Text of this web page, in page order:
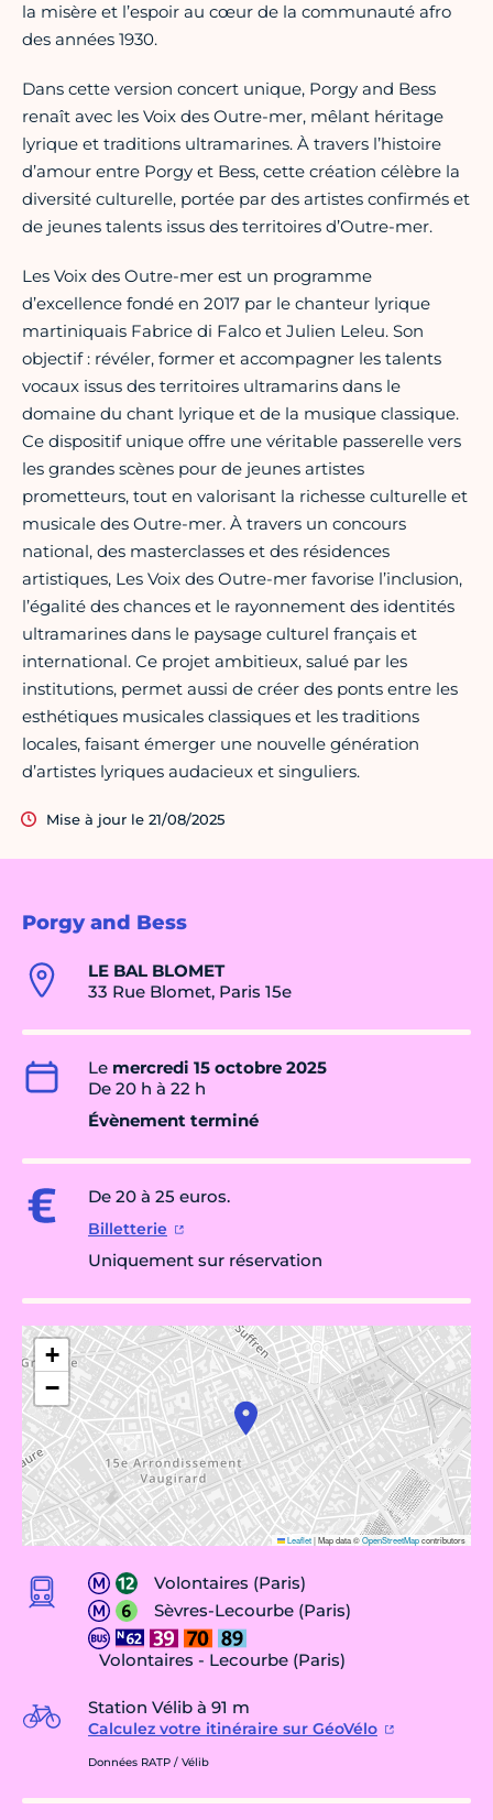
Porgy and Bess
LE BAL BLOMET
33 Rue Blomet, Paris 15e
Le mercredi 15 octobre 2025
De 20 h à 22 h
Évènement terminé
De 20 à 25 euros.
Billetterie
Uniquement sur réservation
+
−
Leaflet|Map data ©OpenStreetMapcontributors
Volontaires (Paris)
Sèvres-Lecourbe (Paris)
Volontaires - Lecourbe (Paris)
Station Vélib à 91 m
Calculez votre itinéraire sur GéoVélo
Données RATP / Vélib
la misère et l’espoir au cœur de la communauté afro
des années 1930.
Dans cette version concert unique, Porgy and Bess
renaît avec les Voix des Outre-mer, mêlant héritage
lyrique et traditions ultramarines. À travers l’histoire
d’amour entre Porgy et Bess, cette création célèbre la
diversité culturelle, portée par des artistes confirmés et
de jeunes talents issus des territoires d’Outre-mer.
Les Voix des Outre-mer est un programme
d’excellence fondé en 2017 par le chanteur lyrique
martiniquais Fabrice di Falco et Julien Leleu. Son
objectif : révéler, former et accompagner les talents
vocaux issus des territoires ultramarins dans le
domaine du chant lyrique et de la musique classique.
Ce dispositif unique offre une véritable passerelle vers
les grandes scènes pour de jeunes artistes
prometteurs, tout en valorisant la richesse culturelle et
musicale des Outre-mer. À travers un concours
national, des masterclasses et des résidences
artistiques, Les Voix des Outre-mer favorise l’inclusion,
l’égalité des chances et le rayonnement des identités
ultramarines dans le paysage culturel français et
international. Ce projet ambitieux, salué par les
institutions, permet aussi de créer des ponts entre les
esthétiques musicales classiques et les traditions
locales, faisant émerger une nouvelle génération
d’artistes lyriques audacieux et singuliers.
Mise à jour le 21/08/2025